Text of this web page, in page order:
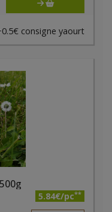
consigne yaourt
5.84€/pc**